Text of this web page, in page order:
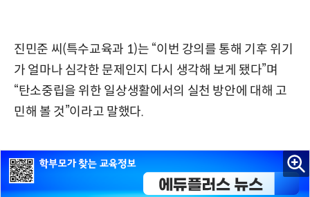
진민준 씨(특수교육과 1)는 “이번 강의를 통해 기후 위기
가 얼마나 심각한 문제인지 다시 생각해 보게 됐다”며
“탄소중립을 위한 일상생활에서의 실천 방안에 대해 고
민해 볼 것”이라고 말했다.